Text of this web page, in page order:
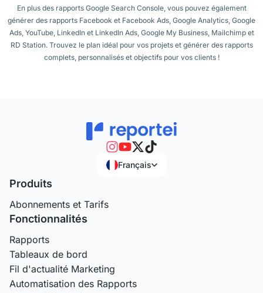
En plus des rapports Google Search Console, vous pouvez également
générer des rapports Facebook et Facebook Ads, Google Analytics, Google
Ads, YouTube, LinkedIn et LinkedIn Ads, Google My Business, Mailchimp et
RD Station. Trouvez le plan idéal pour vos projets et générer des rapports
complets, personnalisés et objectifs pour vos clients !
Français
Produits
Abonnements et Tarifs
Fonctionnalités
Rapports
Tableaux de bord
Fil d'actualité Marketing
Automatisation des Rapports